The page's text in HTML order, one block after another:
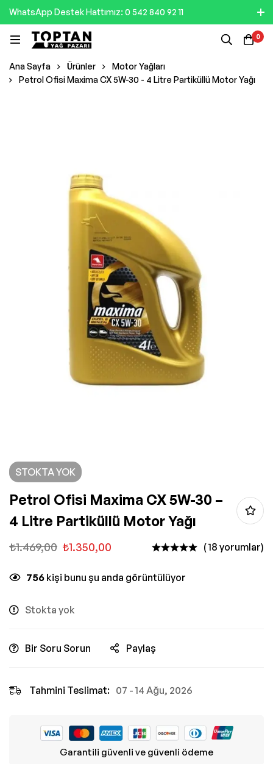
WhatsApp Destek Hattımız: 0 542 840 92 11
0
Ana Sayfa Ürünler
Motor Yağları
Petrol Ofisi Maxima CX 5W-30 - 4 Litre Partiküllü Motor Yağı
STOKTA YOK
Petrol Ofisi Maxima CX 5W-30 –
4 Litre Partiküllü Motor Yağı
₺1.469,00 ₺1.350,00 ( 18 yorumlar)
756 kişi bunu şu anda görüntülüyor
Stokta yok
Bir Soru Sorun Paylaş
Tahmini Teslimat: 07 - 14 Ağu, 2026
Garantili güvenli ve güvenli ödeme